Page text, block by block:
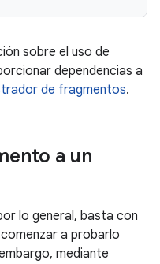
sobre el uso de
dependencias a
de fragmentos.
a un
lo general, basta con
a probarlo
mediante